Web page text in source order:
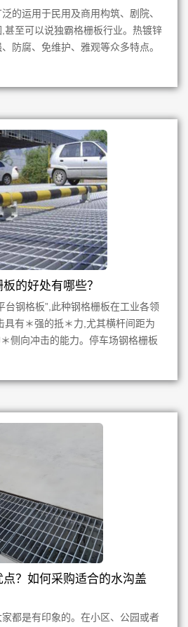
的运用于民用及商用构筑、剧院、
甚至可以说独霸格栅板行业。热镀锌
防腐、免维护、雅观等众多特点。
的好处有哪些？
台钢格板”,此种钢格栅板在工业各领
具有＊强的抵＊力,尤其横杆间距为
侧向冲击的能力。停车场钢格栅板
？如何采购适合的水沟盖
都是有印象的。在小区、公园或者